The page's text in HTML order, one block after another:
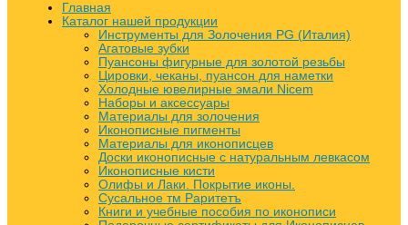
Главная
Каталог нашей продукции
Инструменты для Золочения PG (Италия)
Агатовые зубки
Пуансоны фигурные для золотой резьбы
Цировки, чеканы, пуансон для наметки
Холодные ювелирные эмали Nicem
Наборы и аксессуары
Материалы для золочения
Иконописные пигменты
Материалы для иконописцев
Доски иконописные с натуральным левкасом
Иконописные кисти
Олифы и Лаки. Покрытие иконы.
Сусальное тм Раритетъ
Книги и учебные пособия по иконописи